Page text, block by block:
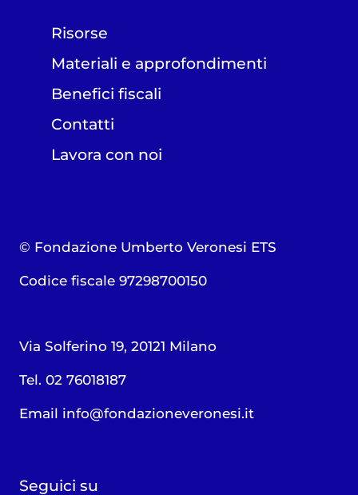
Risorse
Materiali e approfondimenti
Benefici fiscali
Contatti
Lavora con noi
© Fondazione Umberto Veronesi ETS
Codice fiscale 97298700150
Via Solferino 19, 20121 Milano
Tel. 02 76018187
Email info@fondazioneveronesi.it
Seguici su